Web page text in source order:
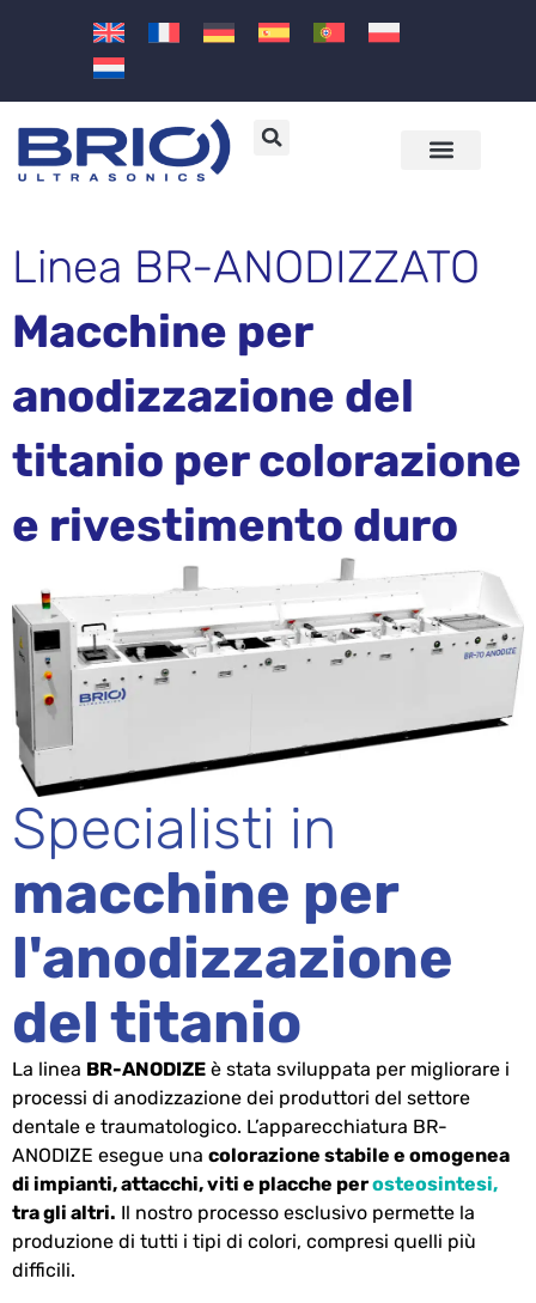
Linea BR-ANODIZZATO
Macchine per
anodizzazione del
titanio per colorazione
e rivestimento duro
Specialisti in
macchine per
l'anodizzazione
del titanio
La linea BR-ANODIZE è stata sviluppata per migliorare i
processi di anodizzazione dei produttori del settore
dentale e traumatologico. L’apparecchiatura BR-
ANODIZE esegue una colorazione stabile e omogenea
di impianti, attacchi, viti e placche perosteosintesi,
tra gli altri. Il nostro processo esclusivo permette la
produzione di tutti i tipi di colori, compresi quelli più
difficili.